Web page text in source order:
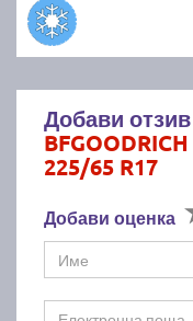
Добави
225/65 R17
Добави оценка